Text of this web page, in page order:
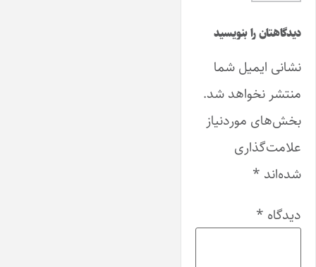
دیدگاهتان را بنویسید
نشانی ایمیل شما
منتشر نخواهد شد.
بخش‌های موردنیاز
علامت‌گذاری
شده‌اند *
دیدگاه *